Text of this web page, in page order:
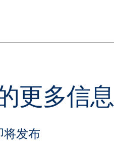
更多信息
将发布